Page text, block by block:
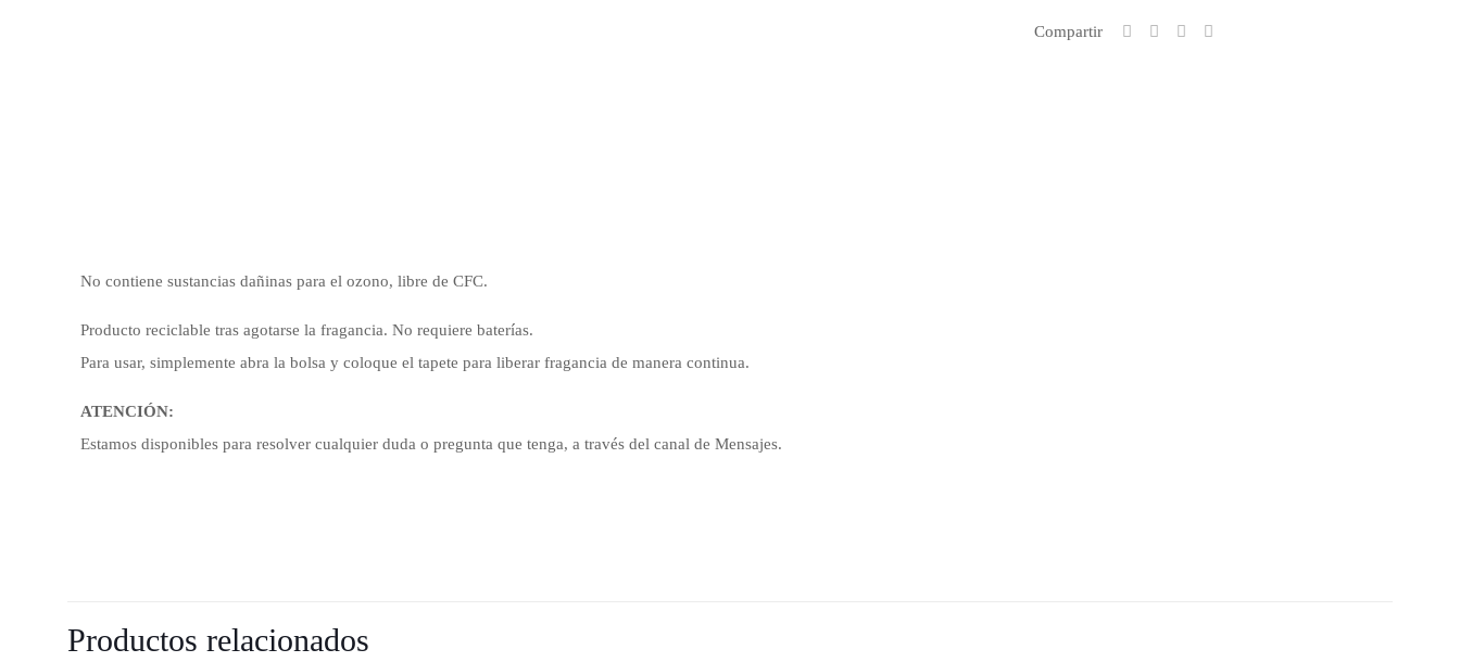
Compartir
No contiene sustancias dañinas para el ozono, libre de CFC.
Producto reciclable tras agotarse la fragancia. No requiere baterías.
Para usar, simplemente abra la bolsa y coloque el tapete para liberar fragancia de manera continua.
ATENCIÓN:
Estamos disponibles para resolver cualquier duda o pregunta que tenga, a través del canal de Mensajes.
Productos relacionados